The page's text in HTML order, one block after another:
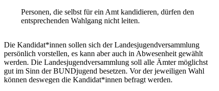
Personen, die selbst für ein Amt kandidieren, dürfen den
entsprechenden Wahlgang nicht leiten.
Die Kandidat*innen sollen sich der Landesjugendversammlung
persönlich vorstellen, es kann aber auch in Abwesenheit gewählt
werden. Die Landesjugendversammlung soll alle Ämter möglichst
gut im Sinn der BUNDjugend besetzen. Vor der jeweiligen Wahl
können deswegen die Kandidat*innen befragt werden.